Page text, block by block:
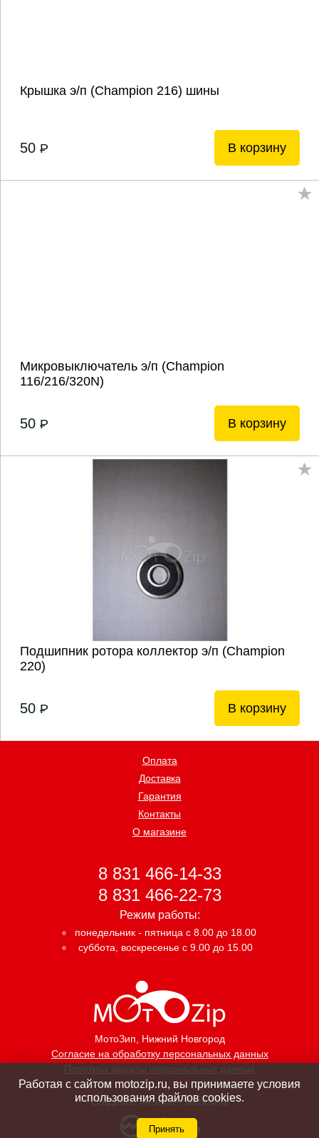
Крышка э/п (Champion 216) шины
50 P В корзину
Микровыключатель э/п (Champion
116/216/320N)
50 P В корзину
Подшипник ротора коллектор э/п (Champion
220)
50 P В корзину
МотоЗип , Нижний Новгород
Согласие на обработку персональных данных
Политика защиты персональных данных
Оплата
Доставка
Гарантия
Контакты
О магазине
8 831 466-14-33
8 831 466-22-73
Режим работы:
понедельник - пятница с 8.00 до 18.00
суббота, воскресенье с 9.00 до 15.00
Создание интернет магазина
Работая с сайтом motozip.ru, вы принимаете условия
использования файлов cookies.
Принять